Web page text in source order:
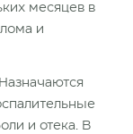
месяцев в
и
и отека. В